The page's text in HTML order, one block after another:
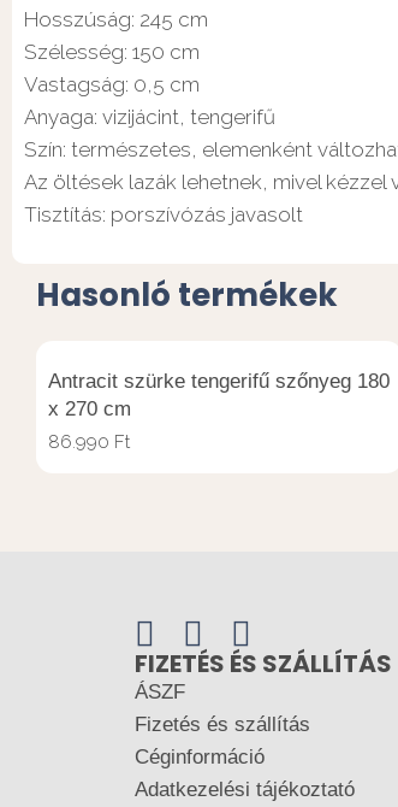
Hosszúság: 245 cm
Szélesség: 150 cm
Vastagság: 0,5 cm
Anyaga: vizijácint, tengerifű
Szín: természetes, elemenként
Az öltések lazák lehetnek, mivel kézzel
Tisztítás: porszívózás javasolt
Hasonló termékek
Antracit szürke tengerifű szőnyeg 180
x 270 cm
86.990 Ft
FIZETÉS ÉS SZÁLLÍTÁS
ÁSZF
Fizetés és szállítás
Céginformáció
Adatkezelési tájékoztató